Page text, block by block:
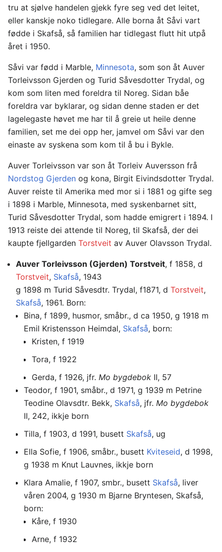
tru at sjølve handelen gjekk fyre seg ved det leitet,
eller kanskje noko tidlegare. Alle borna åt Såvi vart
fødde i Skafså, så familien har tidlegast flutt hit utpå
året i 1950.
Såvi var fødd i Marble, Minnesota, som son åt Auver
Torleivsson Gjerden og Turid Såvesdotter Trydal, og
kom som liten med foreldra til Noreg. Sidan båe
foreldra var byklarar, og sidan denne staden er det
lagelegaste høvet me har til å greie ut heile denne
familien, set me dei opp her, jamvel om Såvi var den
einaste av syskena som kom til å bu i Bykle.
Auver Torleivsson var son åt Torleiv Auversson frå
Nordstog Gjerden og kona, Birgit Eivindsdotter Trydal.
Auver reiste til Amerika med mor si i 1881 og gifte seg
i 1898 i Marble, Minnesota, med syskenbarnet sitt,
Turid Såvesdotter Trydal, som hadde emigrert i 1894. I
1913 reiste dei attende til Noreg, til Skafså, der dei
kaupte fjellgarden Torstveit av Auver Olavsson Trydal.
Auver Torleivsson (Gjerden) Torstveit, f 1858, d
Torstveit, Skafså, 1943
g 1898 m Turid Såvesdtr. Trydal, f1871, d Torstveit,
Skafså, 1961. Born:
Bina, f 1899, husmor, småbr., d ca 1950, g 1918 m
Emil Kristensson Heimdal, Skafså, born:
Kristen, f 1919
Tora, f 1922
Gerda, f 1926, jfr. Mo bygdebok II, 57
Teodor, f 1901, småbr., d 1971, g 1939 m Petrine
Teodine Olavsdtr. Bekk, Skafså, jfr. Mo bygdebok
II, 242, ikkje born
Tilla, f 1903, d 1991, busett Skafså, ug
Ella Sofie, f 1906, småbr., busett Kviteseid, d 1998,
g 1938 m Knut Lauvnes, ikkje born
Klara Amalie, f 1907, smbr., busett Skafså, liver
våren 2004, g 1930 m Bjarne Bryntesen, Skafså,
born:
Kåre, f 1930
Arne, f 1932